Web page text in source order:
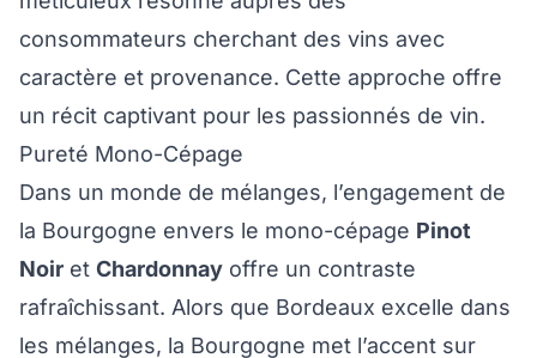
consommateurs cherchant des vins avec
caractère et provenance. Cette approche offre
un récit captivant pour les passionnés de vin.
Pureté Mono-Cépage
Dans un monde de mélanges, l’engagement de
la Bourgogne envers le mono-cépage Pinot
Noir et Chardonnay offre un contraste
rafraîchissant. Alors que Bordeaux excelle dans
les mélanges, la Bourgogne met l’accent sur